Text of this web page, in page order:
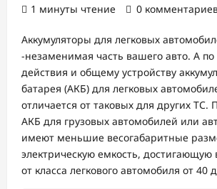
1 минуты чтение
0
Аккумуляторы для легковых
-незаменимая часть вашего авто. А
действия и общему устройству
батарея (АКБ) для легковых
отличается от таковых для других ТС.
АКБ для грузовых автомобилей или
имеют меньшие весогабаритные
электрическую емкость, достигающую
от класса легкового автомобиля от 40